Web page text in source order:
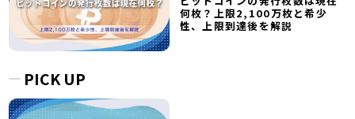
何枚？上限2,100万枚と希少
性、上限到達後を解説
PICK UP